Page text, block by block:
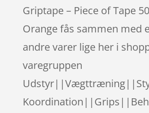
Griptape – Piece of Tape
Orange fås sammen med
andre varer lige her i
varegruppen